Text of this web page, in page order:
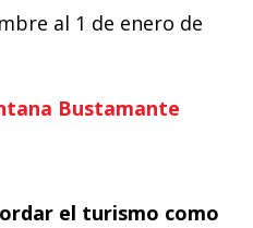
al 1 de enero de
Bustamante
el turismo como